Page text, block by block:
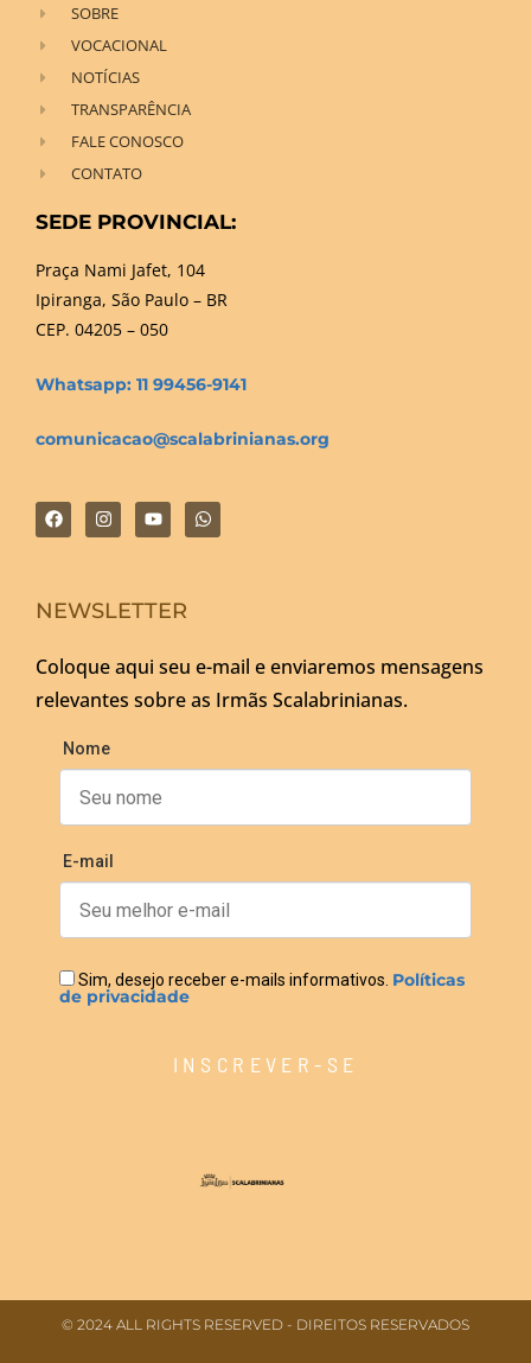
SOBRE
VOCACIONAL
NOTÍCIAS
TRANSPARÊNCIA
FALE CONOSCO
CONTATO
SEDE PROVINCIAL:
Praça Nami Jafet, 104
Ipiranga, São Paulo – BR
CEP. 04205 – 050
Whatsapp: 11 99456-9141
comunicacao@scalabrinianas.org
NEWSLETTER
Coloque aqui seu e-mail e enviaremos mensagens
relevantes sobre as Irmãs Scalabrinianas.
Nome
E-mail
Sim, desejo receber e-mails informativos. Políticas
de privacidade
INSCREVER-SE
© 2024 ALL RIGHTS RESERVED​ - DIREITOS RESERVADOS